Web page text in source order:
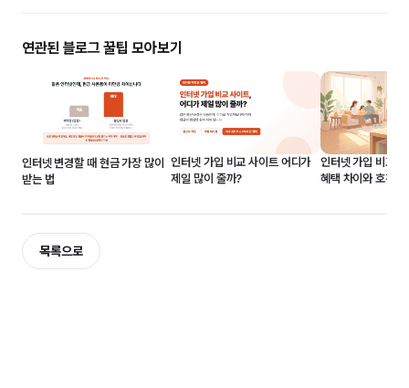
연관된 블로그 꿀팁 모아보기
인터넷 변경할 때 현금 가장 많이
받는 법
인터넷 가입 비교 사이트 어디가
제일 많이 줄까?
인터넷 가입 비교
혜택 차이와 호갱
목록으로